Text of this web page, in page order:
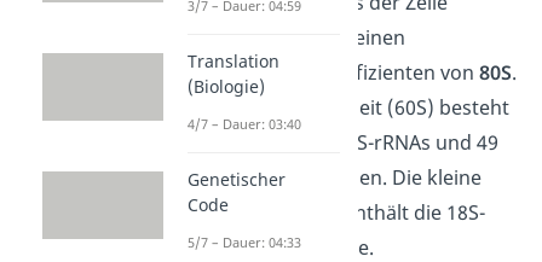
gebildet und haben einen
Sedimentationskoeffizienten von80S.
Die große Untereinheit (60S) besteht
aus 5S-, 5,8S- und 28S-rRNAs und 49
ribosomalen Proteinen. Die kleine
Untereinheit (40S) enthält die 18S-
rRNA und 33 Proteine.
3/7 – Dauer: 04:59
Translation
(Biologie)
4/7 – Dauer: 03:40
Genetischer
Code
5/7 – Dauer: 04:33